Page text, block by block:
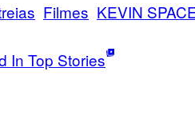
Filmes KEVIN
In Top Stories